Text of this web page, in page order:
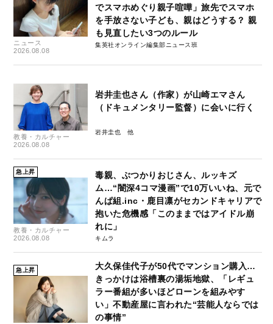
ニュース
2026.08.08
でスマホめぐり親子喧嘩」旅先でスマホ
を手放さない子ども、親はどうする？ 親
も見直したい3つのルール
集英社オンライン編集部ニュース班
教養・カルチャー
2026.08.08
岩井圭也さん（作家）が山崎エマさん
（ドキュメンタリー監督）に会いに行く
岩井圭也
急上昇
教養・カルチャー
2026.08.08
毒親、ぶつかりおじさん、ルッキズ
ム…“闇深4コマ漫画”で10万いいね、元で
んぱ組.inc・鹿目凛がセカンドキャリアで
抱いた危機感「このままではアイドル崩
れに」
キムラ
急上昇
大久保佳代子が50代でマンション購入…
きっかけは浴槽裏の湯垢地獄、「レギュ
ラー番組が多いほどローンを組みやす
い」不動産屋に言われた“芸能人ならでは
の事情”